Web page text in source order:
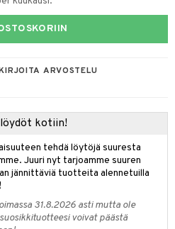
ARVOSTELU
kotiin!
tehdä löytöjä suuresta
Juuri nyt tarjoamme suuren
jännittäviä tuotteita alennetuilla
31.8.2026 asti mutta ole
voivat päästä